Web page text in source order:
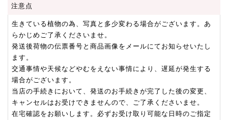
注意点
生きている植物の為、写真と多少変わる場合がございます。あ
らかじめご了承くださいませ。
発送後荷物の伝票番号と商品画像をメールにてお知らせいたし
ます。
交通事情や天候などやむをえない事情により、遅延が発生する
場合がございます。
当店の手続きにおいて、発送のお手続きが完了した後の変更、
キャンセルはお受けできませんので、ご了承くださいませ。
在宅確認をお願いします。必ずお受け取り可能な日時のご指定